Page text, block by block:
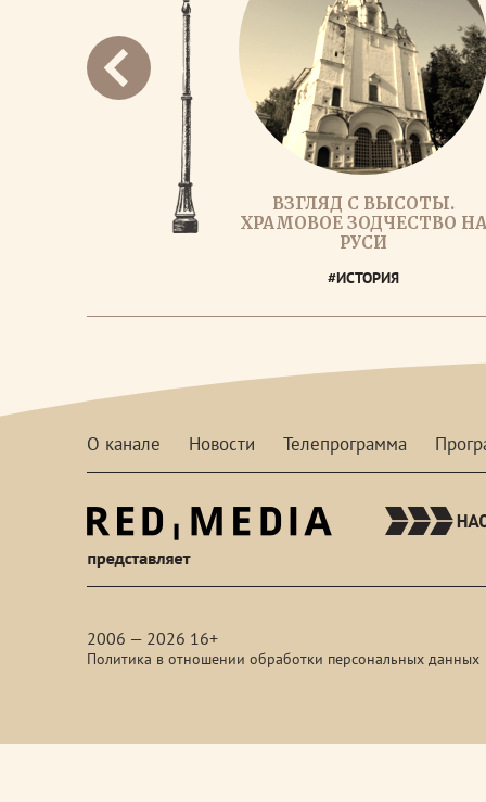
ВЗГЛЯД С ВЫСОТЫ.
ХРАМОВОЕ ЗОДЧЕСТВО
РУСИ
#ИСТОРИЯ
О канале Новости Телепрограмма
2006 — 2026 16+
Политика в отношении обработки персональных данных